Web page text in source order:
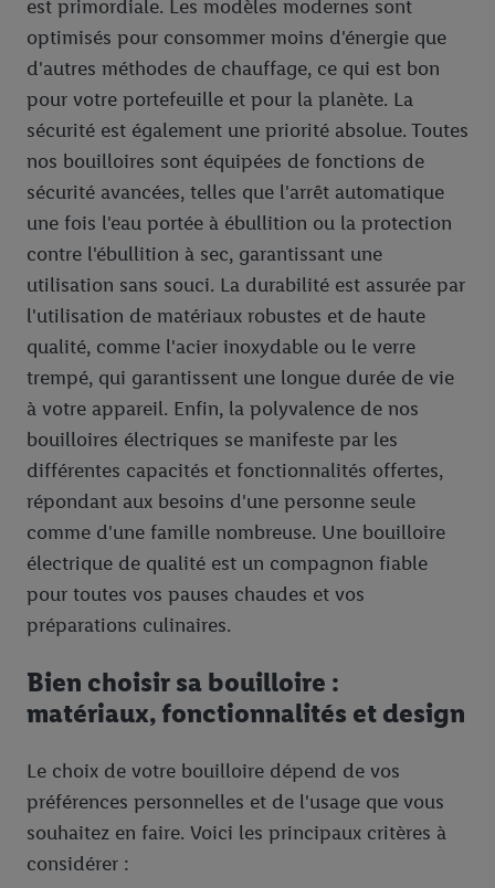
est primordiale. Les modèles modernes sont
optimisés pour consommer moins d'énergie que
d'autres méthodes de chauffage, ce qui est bon
pour votre portefeuille et pour la planète. La
sécurité est également une priorité absolue. Toutes
nos bouilloires sont équipées de fonctions de
sécurité avancées, telles que l'arrêt automatique
une fois l'eau portée à ébullition ou la protection
contre l'ébullition à sec, garantissant une
utilisation sans souci. La durabilité est assurée par
l'utilisation de matériaux robustes et de haute
qualité, comme l'acier inoxydable ou le verre
trempé, qui garantissent une longue durée de vie
à votre appareil. Enfin, la polyvalence de nos
bouilloires électriques se manifeste par les
différentes capacités et fonctionnalités offertes,
répondant aux besoins d'une personne seule
comme d'une famille nombreuse. Une bouilloire
électrique de qualité est un compagnon fiable
pour toutes vos pauses chaudes et vos
préparations culinaires.
Bien choisir sa bouilloire :
matériaux, fonctionnalités et design
Le choix de votre bouilloire dépend de vos
préférences personnelles et de l'usage que vous
souhaitez en faire. Voici les principaux critères à
considérer :
ligne spécial à partir de l’adresse e-mail fournie ici afin de
pouvoir vous reconnaître dans les services exploités par des
tiers et pour afficher des publicités personnalisées. À cette fin,
votre adresse e-mail hachée peut également être fusionnée
avec d’autres identifiants ou identifiants qui vous sont
attribués et dont dispose Criteo S.A.
Sous réserve de votre accord, les publicités liées au reciblage,
c’est-à-dire des publicités pour des produits pour lesquels vous
avez montré de l’intérêt (par exemple en plaçant le produit dans
un panier d’un webshop mais sans procéder à l’achat) peuvent
également être affichées sur plusieurs apppareils et plusieurs
services de Lidl si plusieurs terminaux ou plusieurs services de
Lidl peuvent vous être attribués en utilisant votre adresse e-
mail hachée et, le cas échéant, d’autres identifiants/identifiants
dont dispose Criteo S.A.
Sous « Personnaliser », vous pouvez autoriser des finalités
individuelles et trouver de plus amples informations sur le
traitement des données.
En cliquant sur « Refuser », vous pouvez autoriser uniquement
l’utilisation des technologies nécessaires. En cliquant sur «
finalités susmentionnées. Vous trouverez de plus amples
informations sur la durée de conservation des données et votre
droit de révoquer votre consentement à tout moment avec effet
données .Vous trouverez les impressions ici.